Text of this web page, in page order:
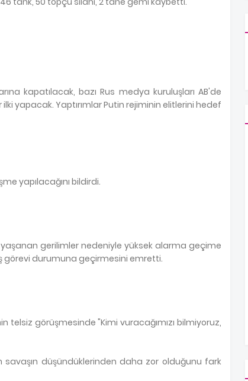
kapatılacak, bazı Rus medya kuruluşları AB'de
yapacak. Yaptırımlar Putin rejiminin elitlerini hedef
yapılacağını bildirdi.
yaşanan gerilimler nedeniyle yüksek alarma geçime
görevi durumuna geçirmesini emretti.
telsiz görüşmesinde "Kimi vuracağımızı bilmiyoruz,
savaşın düşündüklerinden daha zor olduğunu fark